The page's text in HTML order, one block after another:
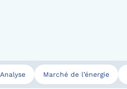
Analyse Marché de l’énergie